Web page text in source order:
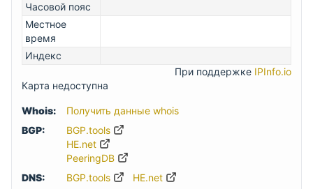
Часовой пояс
Местное
время
Индекс
При поддержке IPInfo.io
Карта недоступна
Whois:
Получить данные whois
BGP:
BGP.tools
HE.net
PeeringDB
DNS:
BGP.tools
HE.net